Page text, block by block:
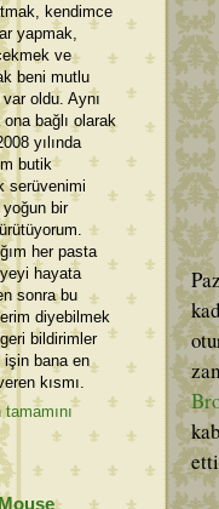
kendimce
yapmak,
ve
beni mutlu
oldu. Aynı
bağlı olarak
yılında
butik
serüvenimi
bir
her pasta
hayata
sonra bu
diyebilmek
bildirimler
işin bana en
kısmı.